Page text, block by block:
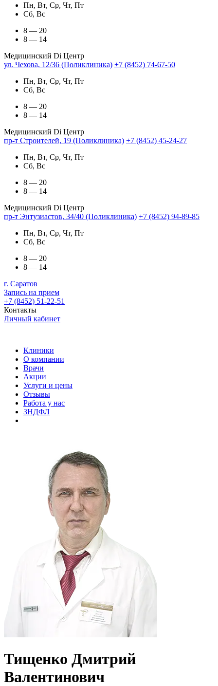
Пн, Вт, Ср, Чт, Пт
Сб, Вс
8 — 20
8 — 14
Медицинский Di Центр
ул. Чехова, 12/36 (Поликлиника) +7 (8452) 74-67-50
Пн, Вт, Ср, Чт, Пт
Сб, Вс
8 — 20
8 — 14
Медицинский Di Центр
пр-т Строителей, 19 (Поликлиника) +7 (8452) 45-24-27
Пн, Вт, Ср, Чт, Пт
Сб, Вс
8 — 20
8 — 14
Медицинский Di Центр
пр-т Энтузиастов, 34/40 (Поликлиника) +7 (8452) 94-89-85
Пн, Вт, Ср, Чт, Пт
Сб, Вс
8 — 20
8 — 14
г. Саратов
Запись на прием
+7 (8452) 51-22-51
Контакты
Личный кабинет
Клиники
О компании
Врачи
Акции
Услуги и цены
Отзывы
Работа у нас
3НДФЛ
Тищенко Дмитрий
Валентинович